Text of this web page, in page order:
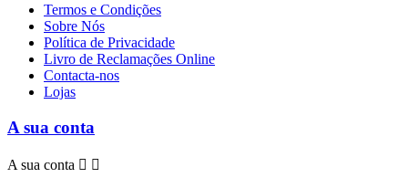
Termos e Condições
Sobre Nós
Política de Privacidade
Livro de Reclamações Online
Contacta-nos
Lojas
A sua conta
A sua conta  